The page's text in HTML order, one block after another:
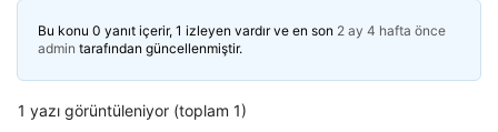
Bu konu 0 yanıt içerir, 1 izleyen vardır ve en son 2 ay 4 hafta önce
admin tarafından güncellenmiştir.
1 yazı görüntüleniyor (toplam 1)